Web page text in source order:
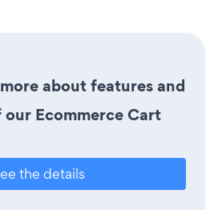
about features and
Ecommerce Cart
the details